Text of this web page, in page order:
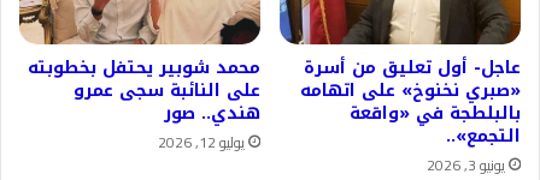
عاجل- أول تعليق من أسرة
«صبري نخنوخ» على اتهامه
بالبلطجة في «واقعة
التجمع»..
يونيو 3, 2026
محمد شوبير يحتفل بخطوبته
على النائبة سجى عمرو
هندي.. صور
يوليو 12, 2026